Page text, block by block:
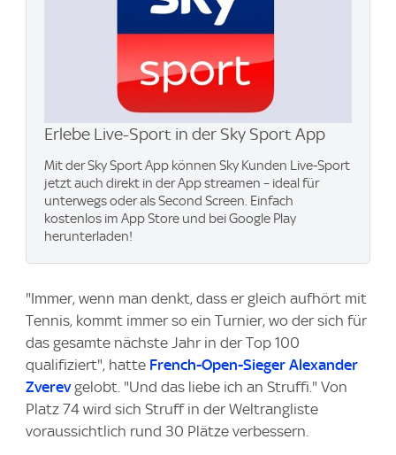
Erlebe Live-Sport in der Sky Sport App
Mit der Sky Sport App können Sky Kunden Live-Sport
jetzt auch direkt in der App streamen – ideal für
unterwegs oder als Second Screen. Einfach
kostenlos im App Store und bei Google Play
herunterladen!
"Immer, wenn man denkt, dass er gleich aufhört mit
Tennis, kommt immer so ein Turnier, wo der sich für
das gesamte nächste Jahr in der Top 100
qualifiziert", hatte French-Open-Sieger Alexander
Zverevgelobt. "Und das liebe ich an Struffi." Von
Platz 74 wird sich Struff in der Weltrangliste
voraussichtlich rund 30 Plätze verbessern.